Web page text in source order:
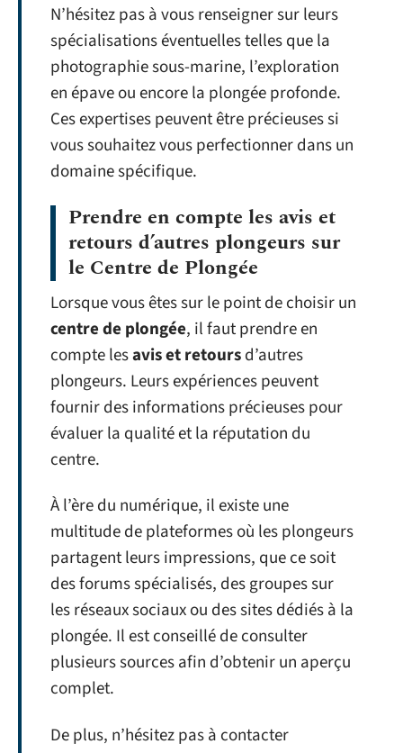
N’hésitez pas à vous renseigner sur leurs
spécialisations éventuelles telles que la
photographie sous-marine, l’exploration
en épave ou encore la plongée profonde.
Ces expertises peuvent être précieuses si
vous souhaitez vous perfectionner dans un
domaine spécifique.
Prendre en compte les avis et
retours d’autres plongeurs sur
le Centre de Plongée
Lorsque vous êtes sur le point de choisir un
centre de plongée, il faut prendre en
compte lesavis et retoursd’autres
plongeurs. Leurs expériences peuvent
fournir des informations précieuses pour
évaluer la qualité et la réputation du
centre.
À l’ère du numérique, il existe une
multitude de plateformes où les plongeurs
partagent leurs impressions, que ce soit
des forums spécialisés, des groupes sur
les réseaux sociaux ou des sites dédiés à la
plongée. Il est conseillé de consulter
plusieurs sources afin d’obtenir un aperçu
complet.
De plus, n’hésitez pas à contacter